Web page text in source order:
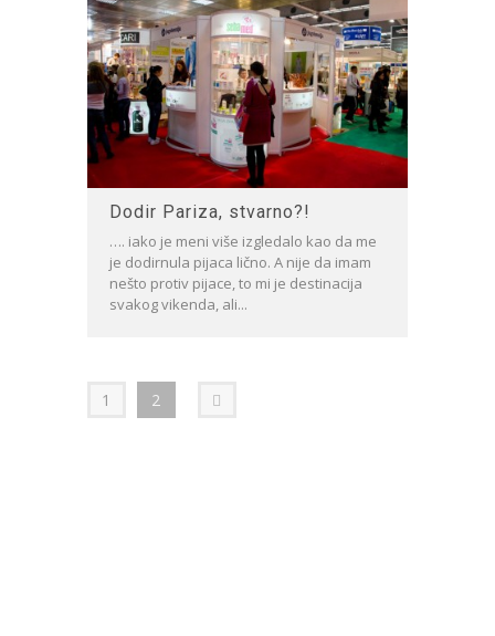
Dodir Pariza, stvarno?!
…. iako je meni više izgledalo kao da me
je dodirnula pijaca lično. A nije da imam
nešto protiv pijace, to mi je destinacija
svakog vikenda, ali...
1 2